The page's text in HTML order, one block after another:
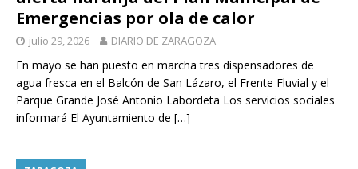
Emergencias por ola de calor
julio 29, 2026 DIARIO DE ZARAGOZA
En mayo se han puesto en marcha tres dispensadores de
agua fresca en el Balcón de San Lázaro, el Frente Fluvial y el
Parque Grande José Antonio Labordeta Los servicios sociales
informará El Ayuntamiento de […]